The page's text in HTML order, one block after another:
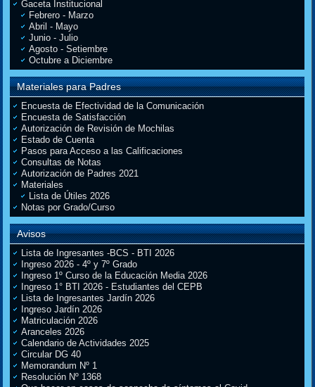
Gaceta Institucional
Febrero - Marzo
Abril - Mayo
Junio - Julio
Agosto - Setiembre
Octubre a Diciembre
Materiales para Padres
Encuesta de Efectividad de la Comunicación
Encuesta de Satisfacción
Autorización de Revisión de Mochilas
Estado de Cuenta
Pasos para Acceso a las Calificaciones
Consultas de Notas
Autorización de Padres 2021
Materiales
Lista de Útiles 2026
Notas por Grado/Curso
Avisos
Lista de Ingresantes -BCS - BTI 2026
Ingreso 2026 - 4º y 7º Grado
Ingreso 1º Curso de la Educación Media 2026
Ingreso 1° BTI 2026 - Estudiantes del CEPB
Lista de Ingresantes Jardín 2026
Ingreso Jardín 2026
Matriculación 2026
Aranceles 2026
Calendario de Actividades 2025
Circular DG 40
Memorandum Nº 1
Resolución Nº 1368